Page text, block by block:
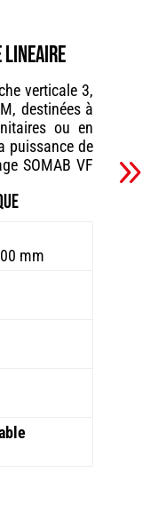
verticale 3,
destinées à
ou en
puissance de
SOMAB VF
mm